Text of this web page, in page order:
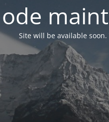
Site will be available